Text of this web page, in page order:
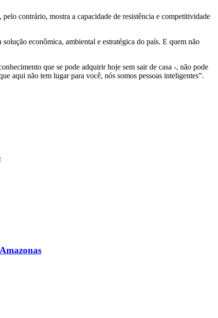
contrário, mostra a capacidade de resistência e competitividade
econômica, ambiental e estratégica do país. E quem não
que se pode adquirir hoje sem sair de casa -, não pode
aqui não tem lugar para você, nós somos pessoas inteligentes”.